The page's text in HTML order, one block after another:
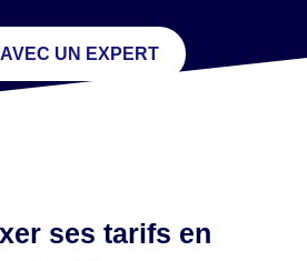
UN EXPERT
ses tarifs en